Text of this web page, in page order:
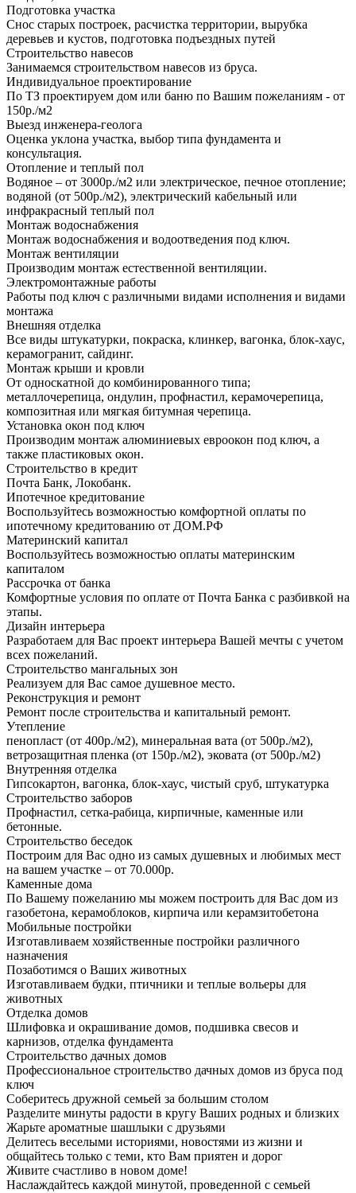
Подготовка участка
Снос старых построек, расчистка территории, вырубка
деревьев и кустов, подготовка подъездных путей
Строительство навесов
Занимаемся строительством навесов из бруса.
Индивидуальное проектирование
По ТЗ проектируем дом или баню по Вашим пожеланиям - от
150р./м2
Выезд инженера-геолога
Оценка уклона участка, выбор типа фундамента и
консультация.
Отопление и теплый пол
Водяное – от 3000р./м2 или электрическое, печное отопление;
водяной (от 500р./м2), электрический кабельный или
инфракрасный теплый пол
Монтаж водоснабжения
Монтаж водоснабжения и водоотведения под ключ.
Монтаж вентиляции
Производим монтаж естественной вентиляции.
Электромонтажные работы
Работы под ключ с различными видами исполнения и видами
монтажа
Внешняя отделка
Все виды штукатурки, покраска, клинкер, вагонка, блок-хаус,
керамогранит, сайдинг.
Монтаж крыши и кровли
От односкатной до комбинированного типа;
металлочерепица, ондулин, профнастил, керамочерепица,
композитная или мягкая битумная черепица.
Установка окон под ключ
Производим монтаж алюминиевых евроокон под ключ, а
также пластиковых окон.
Строительство в кредит
Почта Банк, Локобанк.
Ипотечное кредитование
Воспользуйтесь возможностью комфортной оплаты по
ипотечному кредитованию от ДОМ.РФ
Материнский капитал
Воспользуйтесь возможностью оплаты материнским
капиталом
Рассрочка от банка
Комфортные условия по оплате от Почта Банка с разбивкой на
этапы.
Дизайн интерьера
Разработаем для Вас проект интерьера Вашей мечты с учетом
всех пожеланий.
Строительство мангальных зон
Реализуем для Вас самое душевное место.
Реконструкция и ремонт
Ремонт после строительства и капитальный ремонт.
Утепление
пенопласт (от 400р./м2), минеральная вата (от 500р./м2),
ветрозащитная пленка (от 150р./м2), эковата (от 500р./м2)
Внутренняя отделка
Гипсокартон, вагонка, блок-хаус, чистый сруб, штукатурка
Строительство заборов
Профнастил, сетка-рабица, кирпичные, каменные или
бетонные.
Строительство беседок
Построим для Вас одно из самых душевных и любимых мест
на вашем участке – от 70.000р.
Каменные дома
По Вашему пожеланию мы можем построить для Вас дом из
газобетона, керамоблоков, кирпича или керамзитобетона
Мобильные постройки
Изготавливаем хозяйственные постройки различного
назначения
Позаботимся о Ваших животных
Изготавливаем будки, птичники и теплые вольеры для
животных
Отделка домов
Шлифовка и окрашивание домов, подшивка свесов и
карнизов, отделка фундамента
Строительство дачных домов
Профессиональное строительство дачных домов из бруса под
ключ
Соберитесь дружной семьей за большим столом
Разделите минуты радости в кругу Ваших родных и близких
Жарьте ароматные шашлыки с друзьями
Делитесь веселыми историями, новостями из жизни и
общайтесь только с теми, кто Вам приятен и дорог
Живите счастливо в новом доме!
Наслаждайтесь каждой минутой, проведенной с семьей